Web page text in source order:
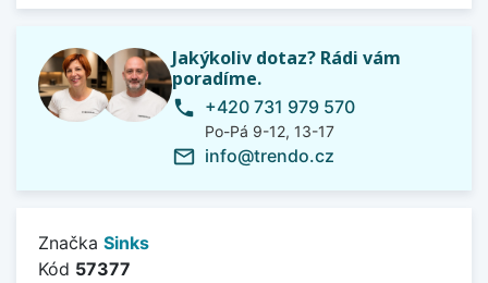
Jakýkoliv dotaz? Rádi vám
poradíme.
phone +420 731 979 570
Po-Pá 9-12, 13-17
mail_outline info@trendo.cz
Značka Sinks
Kód 57377